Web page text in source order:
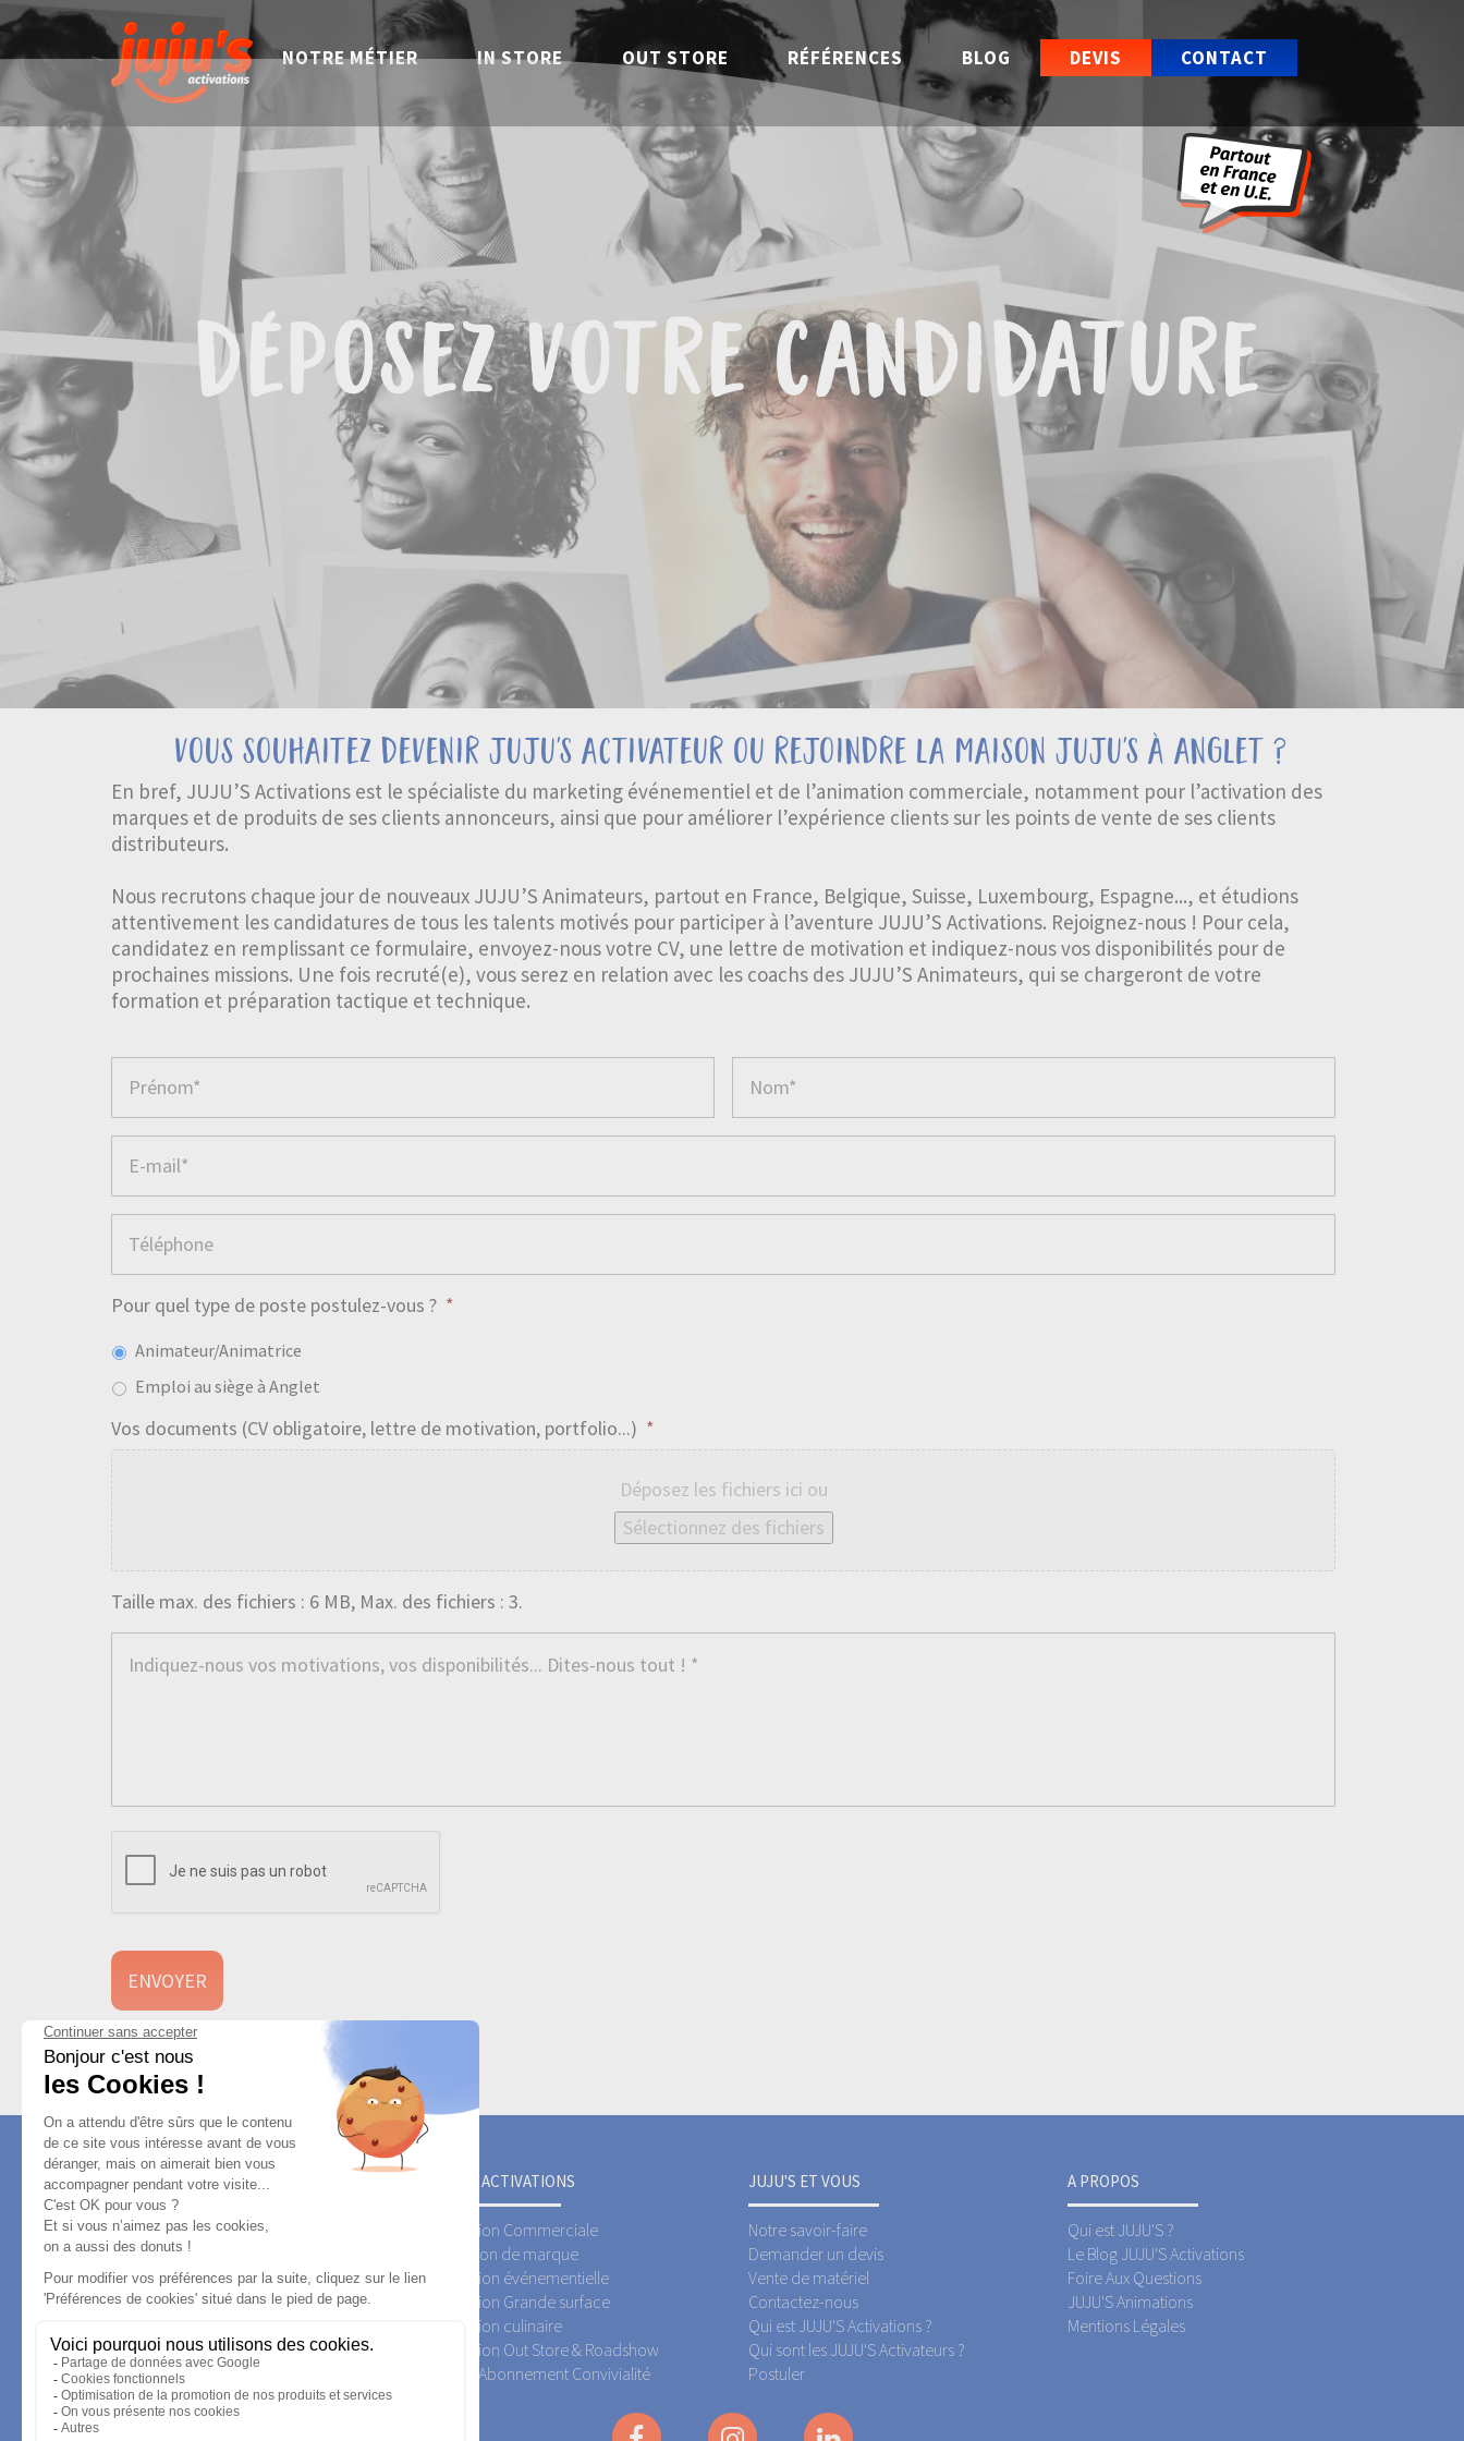
NOTRE MÉTIER IN STORE OUT STORE RÉFÉRENCES BLOG DEVIS CONTACT
déposez votre candidature
vous souhaitez devenir juju's activateur ou rejoindre la maison juju's à anglet ?
En bref, JUJU’S Activations est le spécialiste du marketing événementiel et de l’animation commerciale, notamment pour l’activation des
marques et de produits de ses clients annonceurs, ainsi que pour améliorer l’expérience clients sur les points de vente de ses clients
distributeurs.
Nous recrutons chaque jour de nouveaux JUJU’S Animateurs, partout en France, Belgique, Suisse, Luxembourg, Espagne..., et étudions
attentivement les candidatures de tous les talents motivés pour participer à l’aventure JUJU’S Activations. Rejoignez-nous ! Pour cela,
candidatez en remplissant ce formulaire, envoyez-nous votre CV, une lettre de motivation et indiquez-nous vos disponibilités pour de
prochaines missions. Une fois recruté(e), vous serez en relation avec les coachs des JUJU’S Animateurs, qui se chargeront de votre
formation et préparation tactique et technique.
Pour quel type de poste postulez-vous ? *
Animateur/Animatrice
Emploi au siège à Anglet
Vos documents (CV obligatoire, lettre de motivation, portfolio...) *
Déposez les fichiers ici ou
Sélectionnez des fichiers
Taille max. des fichiers : 6 MB, Max. des fichiers : 3.
JUJU'S ACTIVATIONS
Animation Commerciale
Activation de marque
Animation événementielle
Animation Grande surface
Animation culinaire
Animation Out Store & Roadshow
L'Offre Abonnement Convivialité
JUJU'S ET VOUS
Notre savoir-faire
Demander un devis
Vente de matériel
Contactez-nous
Qui est JUJU'S Activations ?
Qui sont les JUJU'S Activateurs ?
Postuler
A PROPOS
Qui est JUJU'S ?
Le Blog JUJU'S Activations
Foire Aux Questions
JUJU'S Animations
Mentions Légales